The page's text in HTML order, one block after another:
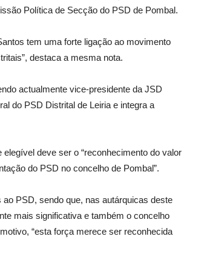
Política de Secção do PSD de Pombal.
tem uma forte ligação ao movimento
destaca a mesma nota.
actualmente vice-presidente da JSD
do PSD Distrital de Leiria e integra a
deve ser o “reconhecimento do valor
do PSD no concelho de Pombal”.
PSD, sendo que, nas autárquicas deste
mais significativa e também o concelho
“esta força merece ser reconhecida